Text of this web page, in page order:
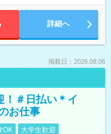
詳細へ
掲載日：2026.08.06
！＃日払い＊イ
お仕事
OK
大学生歓迎